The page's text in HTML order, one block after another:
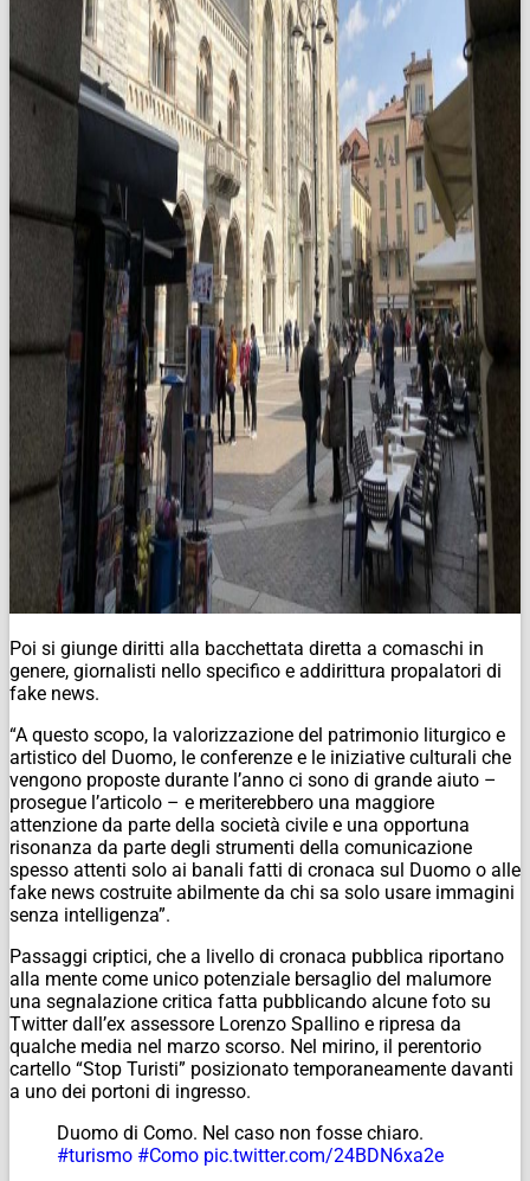
Poi si giunge diritti alla bacchettata diretta a comaschi in
genere, giornalisti nello specifico e addirittura propalatori di
fake news.
“A questo scopo, la valorizzazione del patrimonio liturgico e
artistico del Duomo, le conferenze e le iniziative culturali che
vengono proposte durante l’anno ci sono di grande aiuto –
prosegue l’articolo – e meriterebbero una maggiore
attenzione da parte della società civile e una opportuna
risonanza da parte degli strumenti della comunicazione
spesso attenti solo ai banali fatti di cronaca sul Duomo o alle
fake news costruite abilmente da chi sa solo usare immagini
senza intelligenza”.
Passaggi criptici, che a livello di cronaca pubblica riportano
alla mente come unico potenziale bersaglio del malumore
una segnalazione critica fatta pubblicando alcune foto su
Twitter dall’ex assessore Lorenzo Spallino e ripresa da
qualche media nel marzo scorso. Nel mirino, il perentorio
cartello “Stop Turisti” posizionato temporaneamente davanti
a uno dei portoni di ingresso.
Duomo di Como. Nel caso non fosse chiaro.
#turismo #Como pic.twitter.com/24BDN6xa2e